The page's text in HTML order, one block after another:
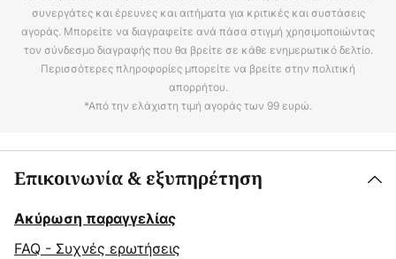
συνεργάτες και έρευνες και αιτήματα για κριτικές και συστάσεις
αγοράς. Μπορείτε να διαγραφείτε ανά πάσα στιγμή χρησιμοποιώντας
τον σύνδεσμο διαγραφής που θα βρείτε σε κάθε ενημερωτικό δελτίο.
Περισσότερες πληροφορίες μπορείτε να βρείτε στην πολιτική
απορρήτου.
*Από την ελάχιστη τιμή αγοράς των 99 ευρώ.
Επικοινωνία & εξυπηρέτηση
Ακύρωση παραγγελίας
FAQ - Συχνές ερωτήσεις